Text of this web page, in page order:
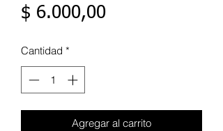
$ 6.000,00Precio
Cantidad *
Agregar al carrito